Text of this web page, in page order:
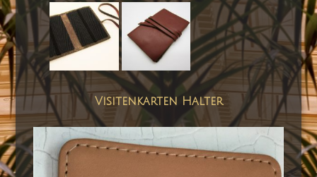
Visitenkarten Halter